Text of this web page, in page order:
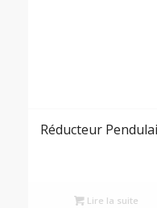
Réducteur
Lire la suite